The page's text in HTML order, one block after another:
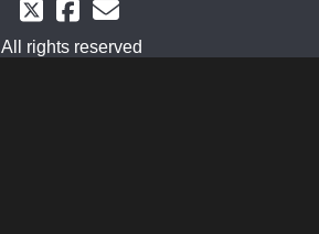
All rights reserved